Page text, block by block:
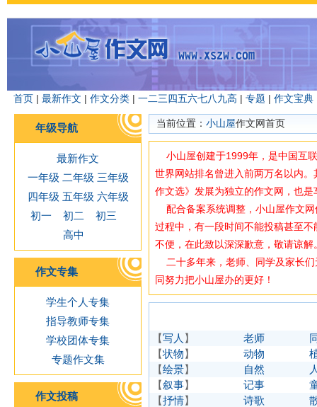
首页 | 最新作文 | 作文分类 | 一二三四五六七八九高 | 专题 | 作文宝典
年级导航
最新作文
一年级 二年级 三年级
四年级 五年级 六年级
初一
初二
初三
高中
作文专集
学生个人专集
指导教师专集
学校团体专集
专题作文集
作文投稿
当前位置： 小山屋作文网首页
小山屋创建于1999年，是中国互
世界网站排名曾进入前两万名以内
作文选》发展为独立的作文网，也
配合备案系统调整，小山屋作文网
过程中，有一段时间不能投稿甚至
不便，在此致以深深歉意，敬请谅解
二十多年来，老师、同学及家长们
同努力把小山屋办的更好！
【写人 】 老师
【状物】 动物
【绘景】 自然
【叙事】 记事
【抒情】 诗歌